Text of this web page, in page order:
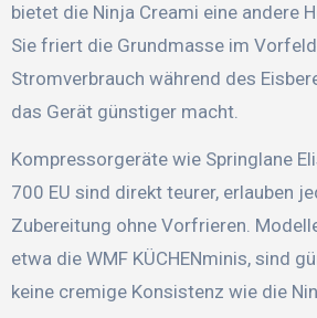
bietet die Ninja Creami eine andere
Sie friert die Grundmasse im
Stromverbrauch während des
das Gerät günstiger macht.
Kompressorgeräte wie Springlane
700 EU sind direkt teurer, erlauben
Zubereitung ohne Vorfrieren.
etwa die WMF KÜCHENminis, sind
keine cremige Konsistenz wie die